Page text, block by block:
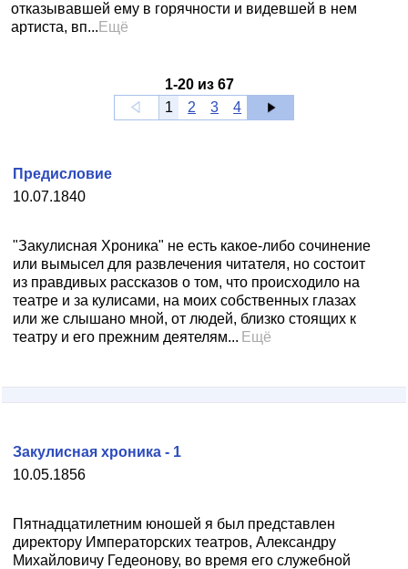
отказывавшей ему в горячности и видевшей в нем
артиста, вп... Ещё
1-20из 67
1
2 3 4
10.07.1840
Предисловие
"Закулисная Хроника" не есть какое-либо сочинение
или вымысел для развлечения читателя, но состоит
из правдивых рассказов о том, что происходило на
театре и за кулисами, на моих собственных глазах
или же слышано мной, от людей, близко стоящих к
театру и его прежним деятелям... Ещё
10.05.1856
Закулисная хроника - 1
Пятнадцатилетним юношей я был представлен
директору Императорских театров, Александру
Михайловичу Гедеонову, во время его служебной